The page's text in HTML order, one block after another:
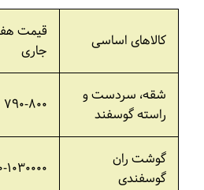
کالاهای اساسی
قیمت
جاری
شقه، سردست و
راسته گوسفند
۷۹۰-۸۰۰
گوشت ران
گوسفندی
۹۹۰-